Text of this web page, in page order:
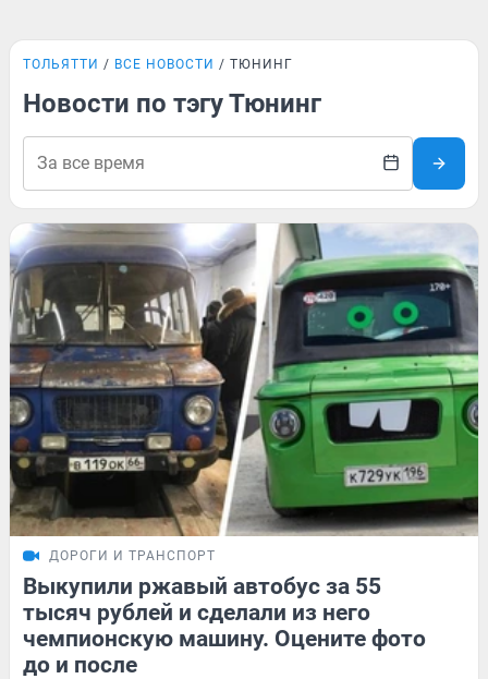
ТОЛЬЯТТИ ВСЕ НОВОСТИ ТЮНИНГ
Новости по тэгу Тюнинг
ДОРОГИ И ТРАНСПОРТ
Выкупили ржавый автобус за 55
тысяч рублей и сделали из него
чемпионскую машину. Оцените фото
до и после